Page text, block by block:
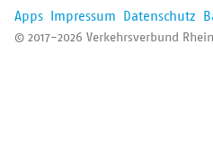
Der VRN
Apps Impressum Datenschutz
© 2017-2026 Verkehrsverbund